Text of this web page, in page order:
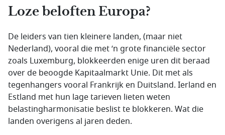
Loze beloften Europa?
De leiders van tien kleinere landen, (maar niet
Nederland), vooral die met ‘n grote financiële sector
zoals Luxemburg, blokkeerden enige uren dit beraad
over de beoogde Kapitaalmarkt Unie. Dit met als
tegenhangers vooral Frankrijk en Duitsland. Ierland en
Estland met hun lage tarieven lieten weten
belastingharmonisatie beslist te blokkeren. Wat die
landen overigens al jaren deden.